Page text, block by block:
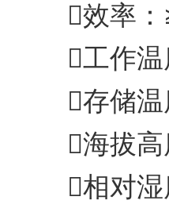
效率：
工作
存储
海拔
相对